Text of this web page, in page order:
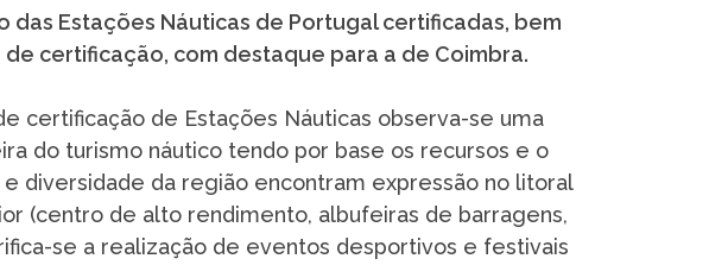
das Estações Náuticas de Portugal certificadas, bem
certificação, com destaque para a de Coimbra.
certificação de Estações Náuticas observa-se uma
do turismo náutico tendo por base os recursos e o
diversidade da região encontram expressão no litoral
(centro de alto rendimento, albufeiras de barragens,
se a realização de eventos desportivos e festivais